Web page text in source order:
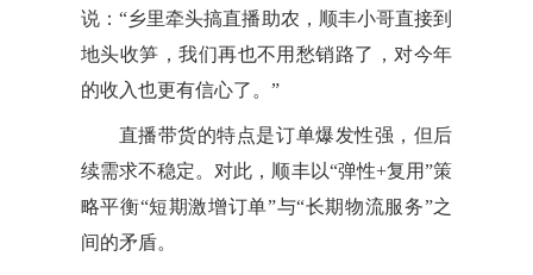
说：“乡里牵头搞直播助农，顺丰小哥直接到
地头收笋，我们再也不用愁销路了，对今年
的收入也更有信心了。”
直播带货的特点是订单爆发性强，但后
续需求不稳定。对此，顺丰以“弹性+复用”策
略平衡“短期激增订单”与“长期物流服务”之
间的矛盾。